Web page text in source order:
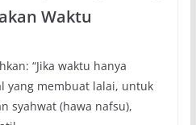
Waktu
“Jika waktu hanya
yang membuat lalai, untuk
syahwat (hawa nafsu),